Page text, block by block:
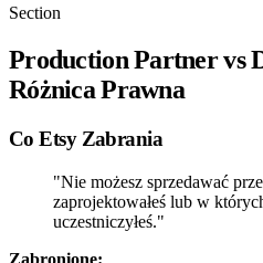
Section
Production Partner vs
Różnica Prawna
Co Etsy Zabrania
"Nie możesz sprzedawać
zaprojektowałeś lub w
uczestniczyłeś."
Zabronione: